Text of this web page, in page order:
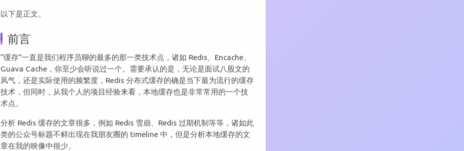
以下是正文。
前言
“缓存”一直是我们程序员聊的最多的那一类技术点，诸如 Redis、Encache、
Guava Cache，你至少会听说过一个。需要承认的是，无论是面试八股文的
风气，还是实际使用的频繁度，Redis 分布式缓存的确是当下最为流行的缓存
技术，但同时，从我个人的项目经验来看，本地缓存也是非常常用的一个技
术点。
分析 Redis 缓存的文章很多，例如 Redis 雪崩、Redis 过期机制等等，诸如此
类的公众号标题不鲜出现在我朋友圈的 timeline 中，但是分析本地缓存的文
章在我的映像中很少。